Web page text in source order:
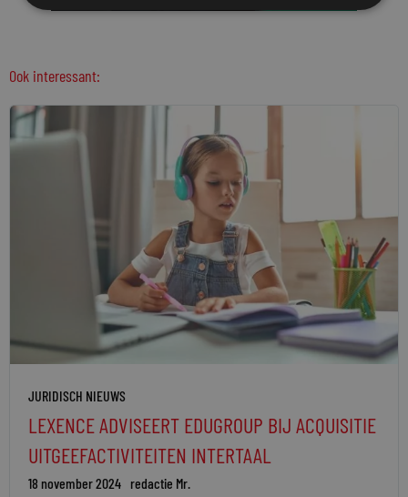
Ook interessant:
JURIDISCH NIEUWS
LEXENCE ADVISEERT EDUGROUP BIJ ACQUISITIE
UITGEEFACTIVITEITEN INTERTAAL
18 november 2024 redactie Mr.